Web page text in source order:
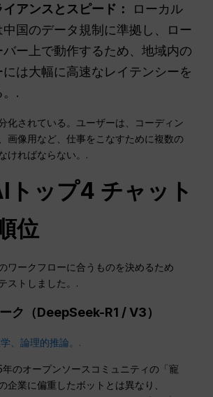
イアンスとスピード：
ローカル
中国のデータ規制に準拠し、ロー
バー上で動作するため、地域内の
には大幅に高速なレイテンシーを
.
化されている。ユーザーは、コーディン
画像用など、仕事をこなすために複数の
ければならない。.
トップ4 チャット
位
ワークフローに合うものを決めるため
ストしました。.
ク（DeepSeek-R1 / V3）
、論理的推論。.
のオープンソースコミュニティの「寵
企業に偏重したボットとは異なり、